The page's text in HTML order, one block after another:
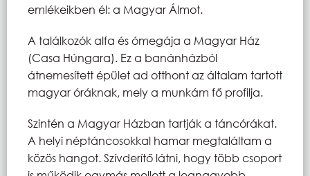
emlékeikben él: a Magyar Álmot.
A találkozók alfa és ómegája a Magyar Ház
(Casa Húngara). Ez a banánházból
átnemesített épület ad otthont az általam tartott
magyar óráknak, mely a munkám fő profilja.
Szintén a Magyar Házban tartják a táncórákat.
A helyi néptáncosokkal hamar megtaláltam a
közös hangot. Szívderítő látni, hogy több csoport